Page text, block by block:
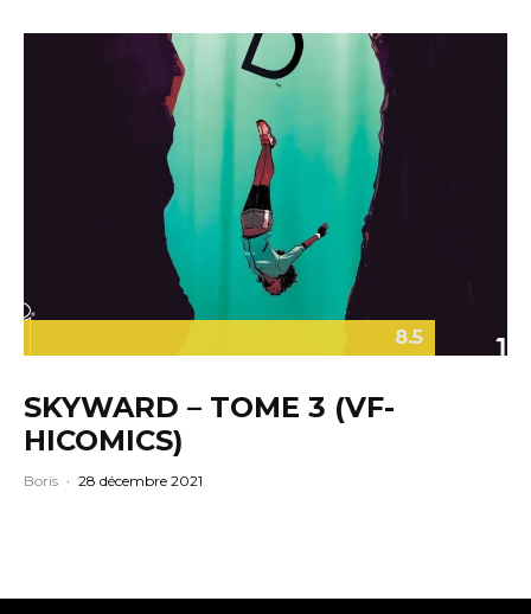
8.5
SKYWARD – TOME 3 (VF-
HICOMICS)
Boris · 28 décembre 2021